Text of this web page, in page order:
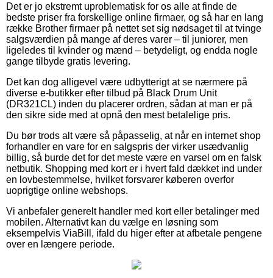
Det er jo ekstremt uproblematisk for os alle at finde de
bedste priser fra forskellige online firmaer, og så har en lang
række Brother firmaer på nettet set sig nødsaget til at tvinge
salgsværdien på mange af deres varer – til juniorer, men
ligeledes til kvinder og mænd – betydeligt, og endda nogle
gange tilbyde gratis levering.
Det kan dog alligevel være udbytterigt at se nærmere på
diverse e-butikker efter tilbud på Black Drum Unit
(DR321CL) inden du placerer ordren, sådan at man er på
den sikre side med at opnå den mest betalelige pris.
Du bør trods alt være så påpasselig, at når en internet shop
forhandler en vare for en salgspris der virker usædvanlig
billig, så burde det for det meste være en varsel om en falsk
netbutik. Shopping med kort er i hvert fald dækket ind under
en lovbestemmelse, hvilket forsvarer køberen overfor
uoprigtige online webshops.
Vi anbefaler generelt handler med kort eller betalinger med
mobilen. Alternativt kan du vælge en løsning som
eksempelvis ViaBill, ifald du higer efter at afbetale pengene
over en længere periode.